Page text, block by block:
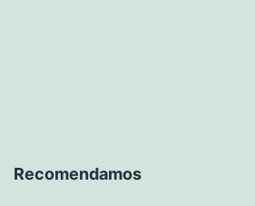
Recomendamos